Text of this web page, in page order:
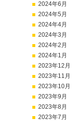
2024年6月
2024年5月
2024年4月
2024年3月
2024年2月
2024年1月
2023年12月
2023年11月
2023年10月
2023年9月
2023年8月
2023年7月